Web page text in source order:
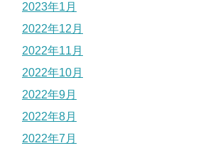
2023年1月
2022年12月
2022年11月
2022年10月
2022年9月
2022年8月
2022年7月